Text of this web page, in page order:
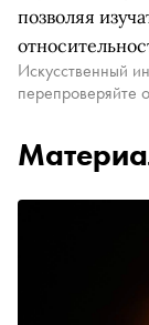
позволяя
Искусственный
перепроверяйте